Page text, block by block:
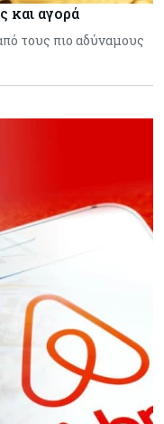
και αγορά
τους πιο αδύναμους